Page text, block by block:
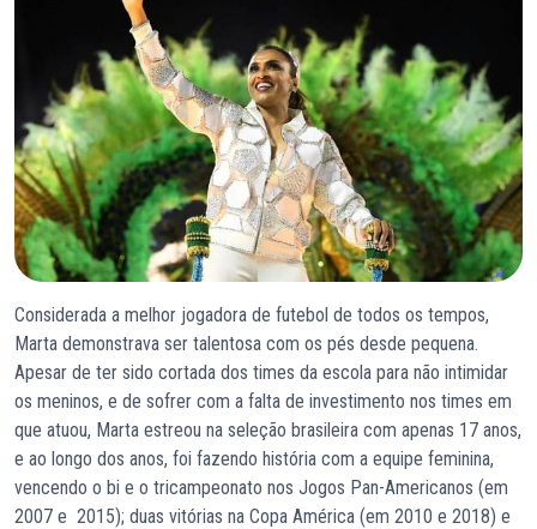
Considerada a melhor jogadora de futebol de todos os tempos,
Marta demonstrava ser talentosa com os pés desde pequena.
Apesar de ter sido cortada dos times da escola para não intimidar
os meninos, e de sofrer com a falta de investimento nos times em
que atuou, Marta estreou na seleção brasileira com apenas 17 anos,
e ao longo dos anos, foi fazendo história com a equipe feminina,
vencendo o bi e o tricampeonato nos Jogos Pan-Americanos (em
2007 e 2015); duas vitórias na Copa América (em 2010 e 2018) e